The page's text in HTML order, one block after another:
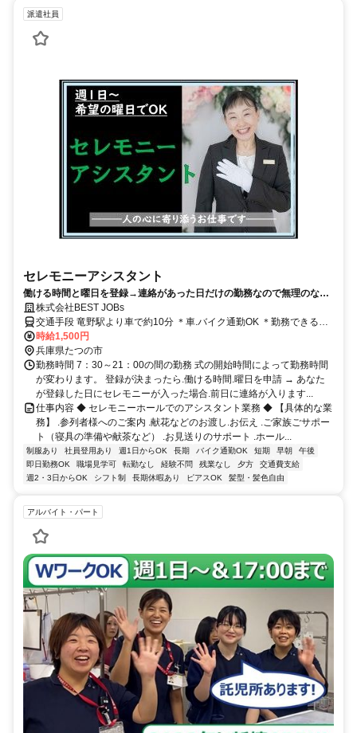
派遣社員
セレモニーアシスタント
働ける時間と曜日を登録→連絡があった日だけの勤務なので無理のない
Wワークにピッタリ
株式会社BEST JOBs
交通手段 竜野駅より車で約10分 ＊車.バイク通勤OK ＊勤務できるホ
ールは周辺に複数ありますので.フットワークが軽い方はより稼ぎや
すいですよ 【最寄り駅】 ・ＪＲ山陽本線「竜野駅」
時給1,500円
兵庫県たつの市
勤務時間 7：30～21：00の間の勤務 式の開始時間によって勤務時間
が変わります。 登録が決まったら.働ける時間.曜日を申請 → あなた
が登録した日にセレモニーが入った場合.前日に連絡が入ります...
仕事内容 ◆ セレモニーホールでのアシスタント業務 ◆ 【具体的な業
務】 .参列者様へのご案内 .献花などのお渡し.お伝え .ご家族ごサポー
ト（寝具の準備や献茶など） .お見送りのサポート .ホール...
制服あり 社員登用あり 週1日からOK 長期 バイク通勤OK 短期 早朝
午後
即日勤務OK
職場見学可 転勤なし 経験不問 残業なし 夕方
交通費支給
週2・3日からOK
シフト制 長期休暇あり ピアスOK 髪型・髪色自由
アルバイト・パート